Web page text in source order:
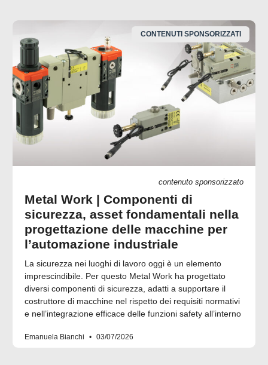
CONTENUTI SPONSORIZZATI
contenuto sponsorizzato
Metal Work | Componenti di
sicurezza, asset fondamentali nella
progettazione delle macchine per
l’automazione industriale
La sicurezza nei luoghi di lavoro oggi è un elemento
imprescindibile. Per questo Metal Work ha progettato
diversi componenti di sicurezza, adatti a supportare il
costruttore di macchine nel rispetto dei requisiti normativi
e nell’integrazione efficace delle funzioni safety all’interno
Emanuela Bianchi 03/07/2026